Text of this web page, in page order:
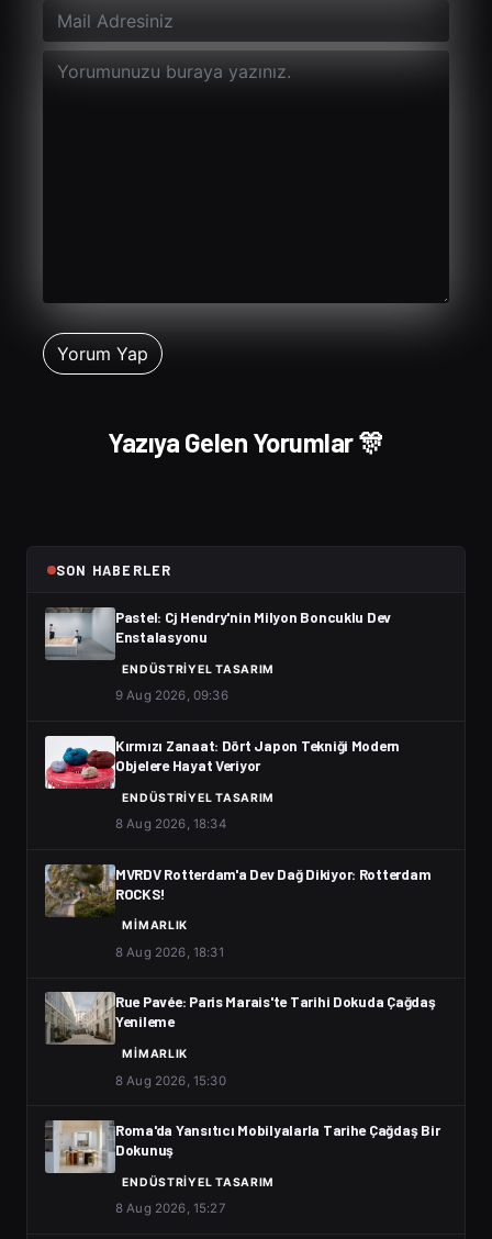
Yazıya Gelen Yorumlar 🎊
SON HABERLER
Pastel: Cj Hendry'nin Milyon Boncuklu Dev
Enstalasyonu
ENDÜSTRIYEL TASARIM
9 Aug 2026, 09:36
Kırmızı Zanaat: Dört Japon Tekniği Modern
Objelere Hayat Veriyor
ENDÜSTRIYEL TASARIM
8 Aug 2026, 18:34
MVRDV Rotterdam'a Dev Dağ Dikiyor: Rotterdam
ROCKS!
MIMARLIK
8 Aug 2026, 18:31
Rue Pavée: Paris Marais'te Tarihi Dokuda Çağdaş
Yenileme
MIMARLIK
8 Aug 2026, 15:30
Roma'da Yansıtıcı Mobilyalarla Tarihe Çağdaş Bir
Dokunuş
ENDÜSTRIYEL TASARIM
8 Aug 2026, 15:27